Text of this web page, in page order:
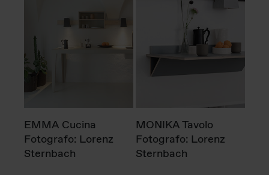
EMMA Cucina
Fotografo: Lorenz
Sternbach
MONIKA Tavolo
Fotografo: Lorenz
Sternbach